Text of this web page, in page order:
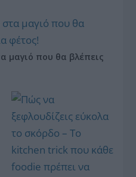
μαγιό που θα βλέπεις